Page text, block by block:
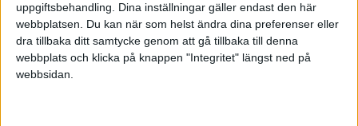
uppgiftsbehandling. Dina inställningar gäller endast den här
webbplatsen. Du kan när som helst ändra dina preferenser eller
dra tillbaka ditt samtycke genom att gå tillbaka till denna
webbplats och klicka på knappen "Integritet" längst ned på
webbsidan.
Spp fonder har rätt så lång historik.
Du var under ytan ca 14 år från toppen år 2000 med deras
globalfond.
Ungefär lika länge med deras Sverigefond eller usafond.